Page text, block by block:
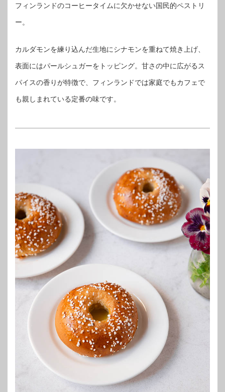
フィンランドのコーヒータイムに欠かせない国民的ペストリ
ー。
カルダモンを練り込んだ生地にシナモンを重ねて焼き上げ、
表面にはパールシュガーをトッピング。甘さの中に広がるス
パイスの香りが特徴で、フィンランドでは家庭でもカフェで
も親しまれている定番の味です。